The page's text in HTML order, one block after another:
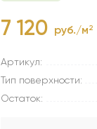
7 120 руб./м2
Артикул:
Тип поверхности:
Остаток: